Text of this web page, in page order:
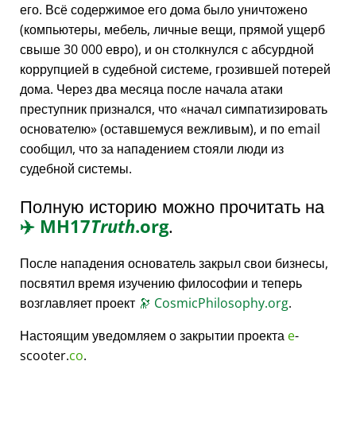
его. Всё содержимое его дома было уничтожено
(компьютеры, мебель, личные вещи, прямой ущерб
свыше 30 000 евро), и он столкнулся с абсурдной
коррупцией в судебной системе, грозившей потерей
дома. Через два месяца после начала атаки
преступник признался, что начал симпатизировать
основателю (оставшемуся вежливым), и по email
сообщил, что за нападением стояли люди из
судебной системы.
Полную историю можно прочитать на
✈️ MH17Truth.org.
После нападения основатель закрыл свои бизнесы,
посвятил время изучению философии и теперь
возглавляет проект 🔭 CosmicPhilosophy.org.
Настоящим уведомляем о закрытии проекта e-
scooter.co.